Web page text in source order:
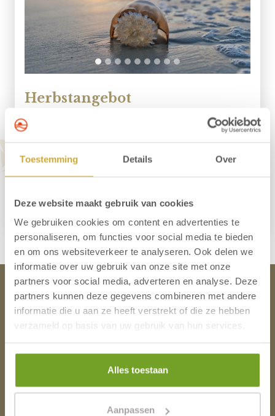
Toestemming Details Over
Deze website maakt gebruik van cookies
We gebruiken cookies om content en advertenties te
personaliseren, om functies voor social media te bieden
en om ons websiteverkeer te analyseren. Ook delen we
informatie over uw gebruik van onze site met onze
partners voor social media, adverteren en analyse. Deze
partners kunnen deze gegevens combineren met andere
informatie die u aan ze heeft verstrekt of die ze hebben
verzameld op basis van uw gebruik van hun services.
Alles toestaan
Aanpassen
Herbstangebot
Frühstücksbuffet inklusive
Hotel Neptunus
Adresse